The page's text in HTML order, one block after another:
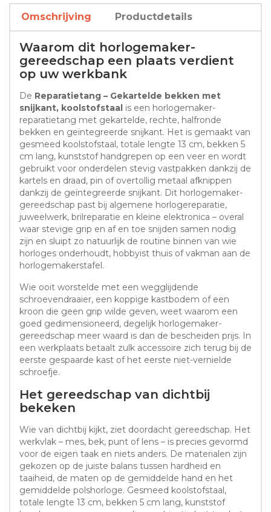
Omschrijving Productdetails
Waarom dit horlogemaker-
gereedschap een plaats verdient
op uw werkbank
De Reparatietang – Gekartelde bekken met
snijkant, koolstofstaal is een horlogemaker-
reparatietang met gekartelde, rechte, halfronde
bekken en geïntegreerde snijkant. Het is gemaakt van
gesmeed koolstofstaal, totale lengte 13 cm, bekken 5
cm lang, kunststof handgrepen op een veer en wordt
gebruikt voor onderdelen stevig vastpakken dankzij de
kartels en draad, pin of overtollig metaal afknippen
dankzij de geïntegreerde snijkant. Dit horlogemaker-
gereedschap past bij algemene horlogereparatie,
juweelwerk, brilreparatie en kleine elektronica – overal
waar stevige grip en af en toe snijden samen nodig
zijn en sluipt zo natuurlijk de routine binnen van wie
horloges onderhoudt, hobbyist thuis of vakman aan de
horlogemakerstafel.
Wie ooit worstelde met een wegglijdende
schroevendraaier, een koppige kastbodem of een
kroon die geen grip wilde geven, weet waarom een
goed gedimensioneerd, degelijk horlogemaker-
gereedschap meer waard is dan de bescheiden prijs. In
een werkplaats betaalt zulk accessoire zich terug bij de
eerste gespaarde kast of het eerste niet-vernielde
schroefje.
Het gereedschap van dichtbij
bekeken
Wie van dichtbij kijkt, ziet doordacht gereedschap. Het
werkvlak – mes, bek, punt of lens – is precies gevormd
voor de eigen taak en niets anders. De materialen zijn
gekozen op de juiste balans tussen hardheid en
taaiheid, de maten op de gemiddelde hand en het
gemiddelde polshorloge. Gesmeed koolstofstaal,
totale lengte 13 cm, bekken 5 cm lang, kunststof